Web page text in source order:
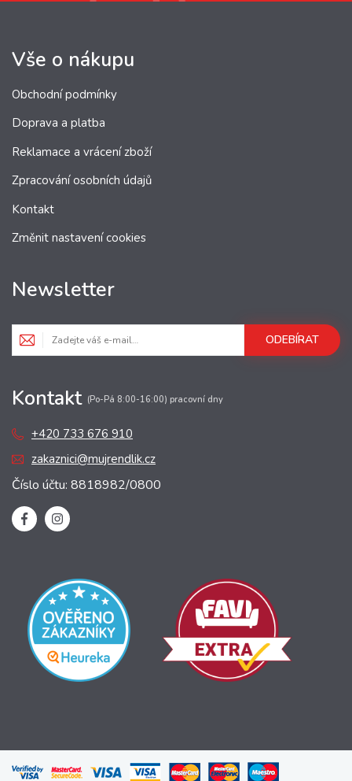
Vše o nákupu
Obchodní podmínky
Doprava a platba
Reklamace a vrácení zboží
Zpracování osobních údajů
Kontakt
Změnit nastavení cookies
Newsletter
ODEBÍRAT
Kontakt (Po-Pá 8:00-16:00) pracovní dny
+420 733 676 910
zakaznici@mujrendlik.cz
Číslo účtu: 8818982/0800